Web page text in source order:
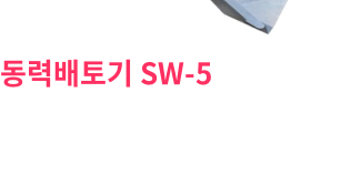
동력배토기 SW-5